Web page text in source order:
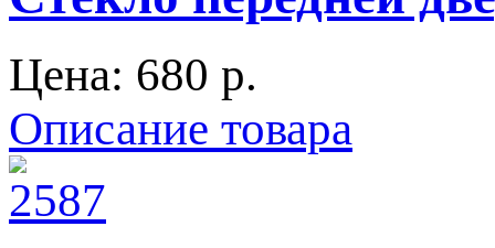
Цена: 680 p.
Описание товара